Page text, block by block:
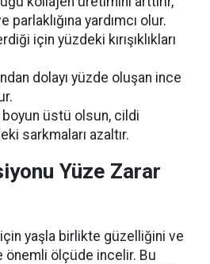
yardımcı olur.
için yüzdeki kırışıklıkları
dolayı yüzde oluşan ince
üstü olsun, cildi
sarkmaları azaltır.
Yüze Zarar
yaşla birlikte güzelliğini ve
önemli ölçüde incelir. Bu